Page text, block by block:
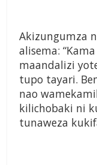
Akizungumza
alisema:
maandalizi
tupo tayari.
nao
kilichobaki ni
tunaweza